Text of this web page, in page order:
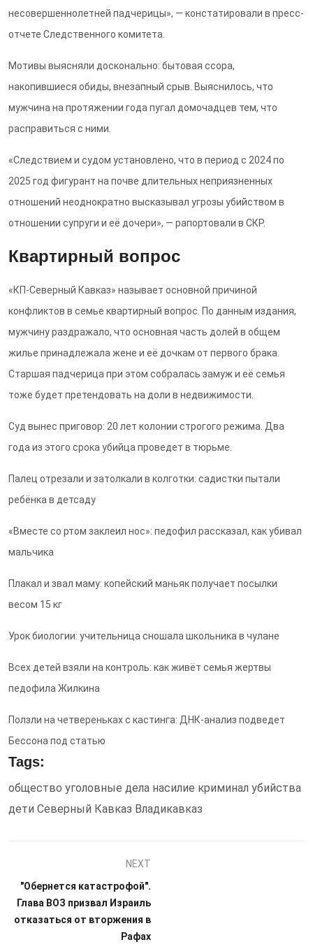
несовершеннолетней падчерицы», — констатировали в пресс-
отчете Следственного комитета.
Мотивы выясняли досконально: бытовая ссора,
накопившиеся обиды, внезапный срыв. Выяснилось, что
мужчина на протяжении года пугал домочадцев тем, что
расправиться с ними.
«Следствием и судом установлено, что в период с 2024 по
2025 год фигурант на почве длительных неприязненных
отношений неоднократно высказывал угрозы убийством в
отношении супруги и её дочери», — рапортовали в СКР.
Квартирный вопрос
«КП-Северный Кавказ» называет основной причиной
конфликтов в семье квартирный вопрос. По данным издания,
мужчину раздражало, что основная часть долей в общем
жилье принадлежала жене и её дочкам от первого брака.
Старшая падчерица при этом собралась замуж и её семья
тоже будет претендовать на доли в недвижимости.
Суд вынес приговор: 20 лет колонии строгого режима. Два
года из этого срока убийца проведет в тюрьме.
Палец отрезали и затолкали в колготки: садистки пытали
ребёнка в детсаду
«Вместе со ртом заклеил нос»: педофил рассказал, как убивал
мальчика
Плакал и звал маму: копейский маньяк получает посылки
весом 15 кг
Урок биологии: учительница сношала школьника в чулане
Всех детей взяли на контроль: как живёт семья жертвы
педофила Жилкина
Ползли на четвереньках с кастинга: ДНК-анализ подведет
Бессона под статью
Tags:
общество уголовные дела насилие криминал убийства
дети Северный Кавказ Владикавказ
NEXT
"Обернется катастрофой".
Глава ВОЗ призвал Израиль
отказаться от вторжения в
Рафах